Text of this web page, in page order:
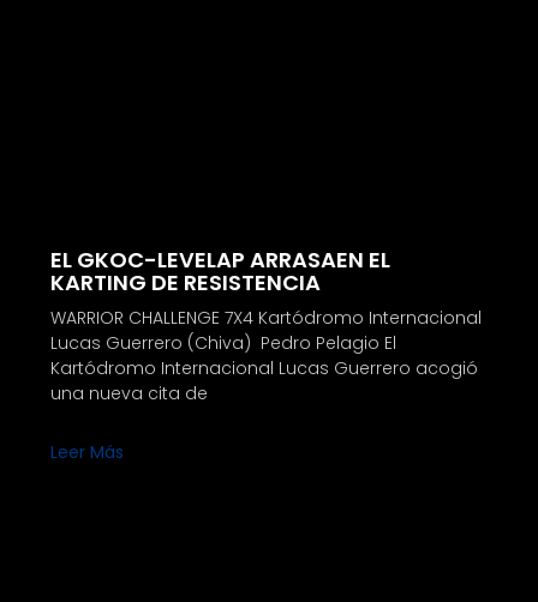
EL GKOC-LEVELAP ARRASAEN EL
KARTING DE RESISTENCIA
WARRIOR CHALLENGE 7X4 Kartódromo Internacional
Lucas Guerrero (Chiva) Pedro Pelagio El
Kartódromo Internacional Lucas Guerrero acogió
una nueva cita de
Leer Más